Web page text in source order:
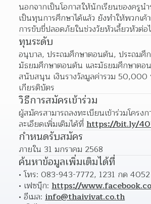
นอกจากเป็นโอกาสให้นักเรียนของครูนำ
เป็นทุนการศึกษาได้แล้ว ยังทำให้พวกเค้
การขับขี่ปลอดภัยในช่วงวัยหัวเลี้ยวหัวต่อ
ทุนระดับ
อนุบาล, ประถมศึกษาตอนต้น, ประถมศึ
มัธยมศึกษาตอนต้น และมัธยมศึกษาตอ
สนับสนุน เงินรางวัลมูลค่ารวม
เกียรติบัตร
วิธีการสมัครเข้าร่วม
ผู้สมัครสามารถลงทะเบียนเข้าร่วมโครง
ละเอียดเพิ่มเติมได้ที่ https://bit.ly/
กำหนดรับสมัคร
ภายใน 31 มกราคม 2568
ค้นหาข้อมูลเพิ่มเติมได้ที่
โทร: 083-943-7772, 1231 กด 4052
เฟซบุ๊ก: https://
อีเมล: info@thaivivat.co.th